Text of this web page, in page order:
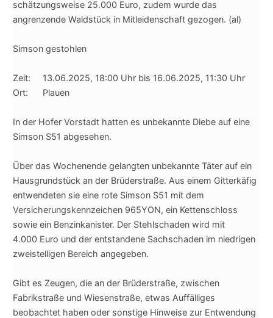
schätzungsweise 25.000 Euro, zudem wurde das
angrenzende Waldstück in Mitleidenschaft gezogen. (al)
Simson gestohlen
Zeit: 13.06.2025, 18:00 Uhr bis 16.06.2025, 11:30 Uhr
Ort: Plauen
In der Hofer Vorstadt hatten es unbekannte Diebe auf eine
Simson S51 abgesehen.
Über das Wochenende gelangten unbekannte Täter auf ein
Hausgrundstück an der Brüderstraße. Aus einem Gitterkäfig
entwendeten sie eine rote Simson S51 mit dem
Versicherungskennzeichen 965YON, ein Kettenschloss
sowie ein Benzinkanister. Der Stehlschaden wird mit
4.000 Euro und der entstandene Sachschaden im niedrigen
zweistelligen Bereich angegeben.
Gibt es Zeugen, die an der Brüderstraße, zwischen
Fabrikstraße und Wiesenstraße, etwas Auffälliges
beobachtet haben oder sonstige Hinweise zur Entwendung